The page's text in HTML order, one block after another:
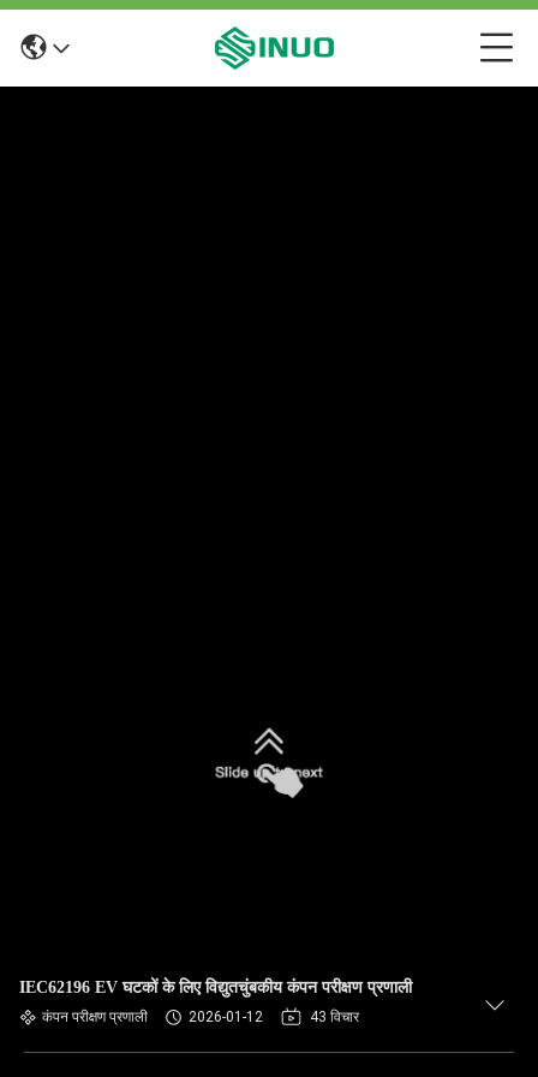
IEC62196 EV घटकों के लिए विद्युतचुंबकीय कंपन परीक्षण प्रणाली
कंपन परीक्षण प्रणाली 2026-01-12 43 विचार